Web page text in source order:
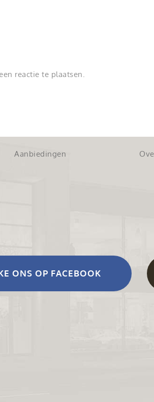
reactie te plaatsen.
Aanbiedingen
ONS OP FACEBOOK